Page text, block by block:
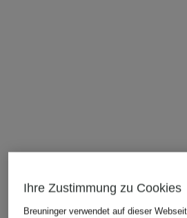
Ihre Zustimmung zu Cookies
Breuninger verwendet auf dieser